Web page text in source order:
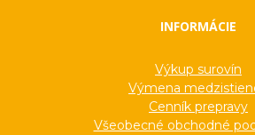
INFORMÁCIE
Výkup surovín
Výmena
Cenník prepravy
Všeobecné obchodné